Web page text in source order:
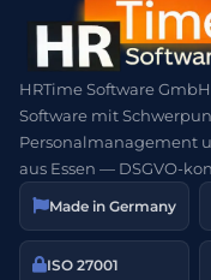
HRTime Software
Software mit
Personalmanagement
aus Essen — DSGVO-
Made in Germany
ISO 27001